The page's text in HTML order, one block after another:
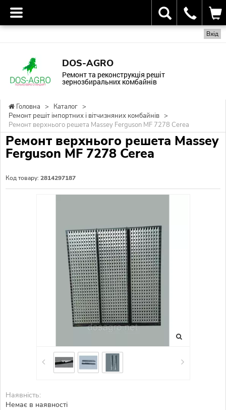
Вхід
DOS-AGRO
Ремонт та реконструкція решіт
зернозбиральних комбайнів
Головна > Каталог >
Ремонт решіт імпортних і вітчизняних комбайнів >
Ремонт верхнього решета Massey Ferguson MF 7278 Cerea
Ремонт верхнього решета Massey
Ferguson MF 7278 Cerea
Код товару: 2814297187
Наявність:
Немає в наявності